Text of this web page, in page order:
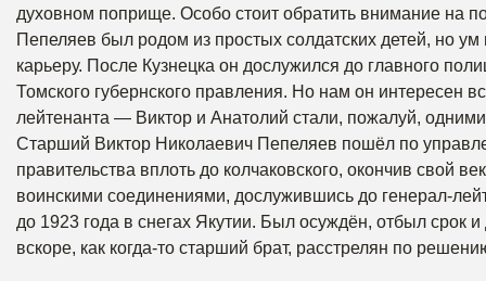
духовном поприще. Особо стоит обратить внимание на
Пепеляев был родом из простых солдатских детей, но
карьеру. После Кузнецка он дослужился до главного
Томского губернского правления. Но нам он интересен
лейтенанта — Виктор и Анатолий стали, пожалуй,
Старший Виктор Николаевич Пепеляев пошёл по
правительства вплоть до колчаковского, окончив свой
воинскими соединениями, дослужившись до генерал-
до 1923 года в снегах Якутии. Был осуждён, отбыл срок
вскоре, как когда-то старший брат, расстрелян по